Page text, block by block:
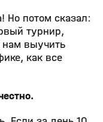
Но потом сказал:
турнир,
нам выучить
как все